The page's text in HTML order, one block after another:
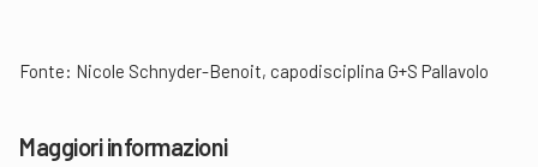
Fonte: Nicole Schnyder-Benoit, capodisciplina G+S Pallavolo
Maggiori informazioni